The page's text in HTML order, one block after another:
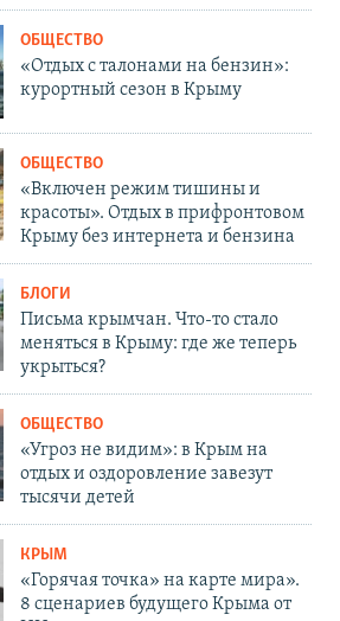
ОБЩЕСТВО
«Отдых с талонами на бензин»:
курортный сезон в Крыму
ОБЩЕСТВО
«Включен режим тишины и
красоты». Отдых в прифронтовом
Крыму без интернета и бензина
БЛОГИ
Письма крымчан. Что-то стало
меняться в Крыму: где же теперь
укрыться?
ОБЩЕСТВО
«Угроз не видим»: в Крым на
отдых и оздоровление завезут
тысячи детей
КРЫМ
«Горячая точка» на карте мира».
8 сценариев будущего Крыма от